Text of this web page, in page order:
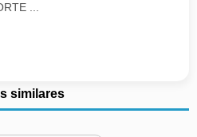
...
similares